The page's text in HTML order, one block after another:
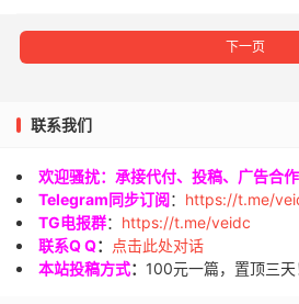
下一页
联系我们
欢迎骚扰：承接代付、投稿、广告合作
Telegram同步订阅： https://t.me/
TG电报群： https://t.me/veidc
联系Q Q：
点击此处对话
本站投稿方式： 100元一篇，置顶三天